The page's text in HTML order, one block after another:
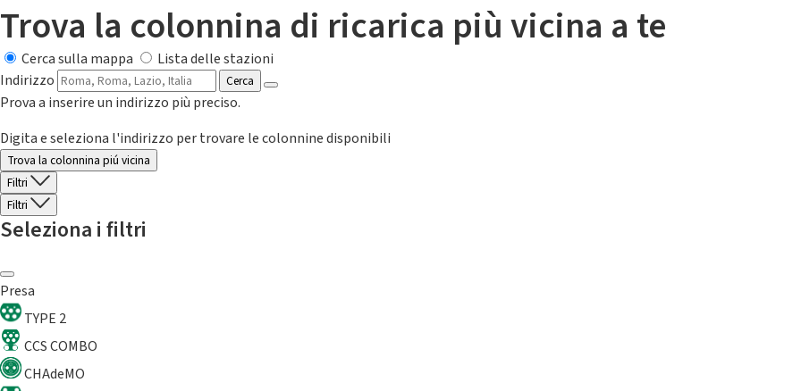
Trova la colonnina di ricarica più vicina a te
Cerca sulla mappa
Lista delle stazioni
Indirizzo
Cerca
Prova a inserire un indirizzo più preciso.
Digita e seleziona l'indirizzo per trovare le colonnine disponibili
Trova la colonnina piú vicina
Filtri
Filtri
Seleziona i filtri
Presa
TYPE 2
CCS COMBO
CHAdeMO